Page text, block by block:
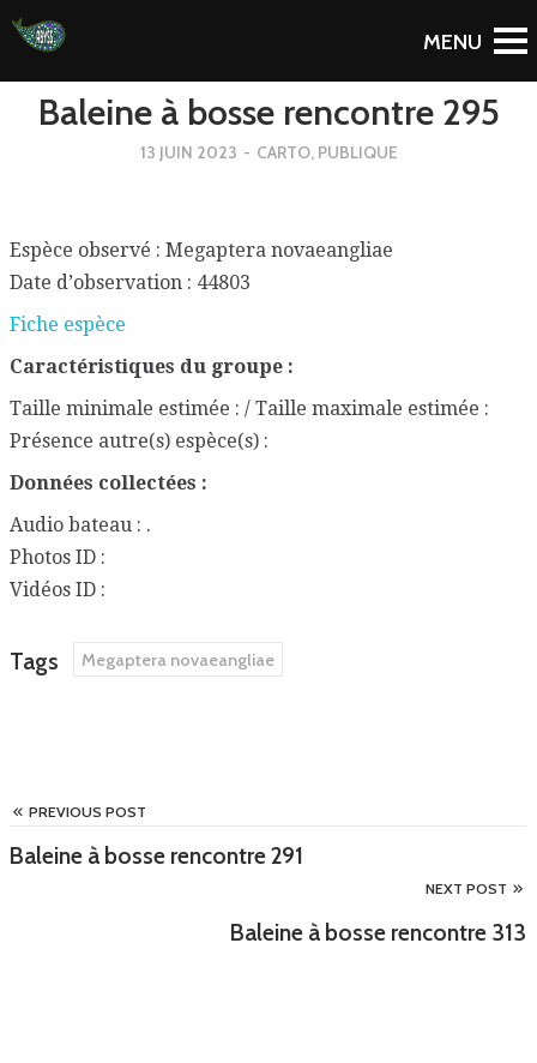
To Blog
Baleine à bosse rencontre 295
13 JUIN 2023 - CARTO, PUBLIQUE
Espèce observé : Megaptera novaeangliae
Date d’observation : 44803
Fiche espèce
Caractéristiques du groupe :
Taille minimale estimée : / Taille maximale estimée :
Présence autre(s) espèce(s) :
Données collectées :
Audio bateau : .
Photos ID :
Vidéos ID :
Tags Megaptera novaeangliae
PREVIOUS POST
Baleine à bosse rencontre 291
NEXT POST
Baleine à bosse rencontre 313